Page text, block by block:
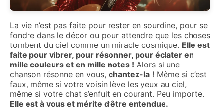
La vie n’est pas faite pour rester en sourdine, pour se
fondre dans le décor ou pour attendre que les choses
tombent du ciel comme un miracle cosmique. Elle est
faite pour vibrer, pour résonner, pour éclater en
mille couleurs et en mille notes ! Alors si une
chanson résonne en vous, chantez-la ! Même si c’est
faux, même si votre voisin lève les yeux au ciel,
même si votre chat s’enfuit en courant. Peu importe.
Elle est à vous et mérite d’être entendue.